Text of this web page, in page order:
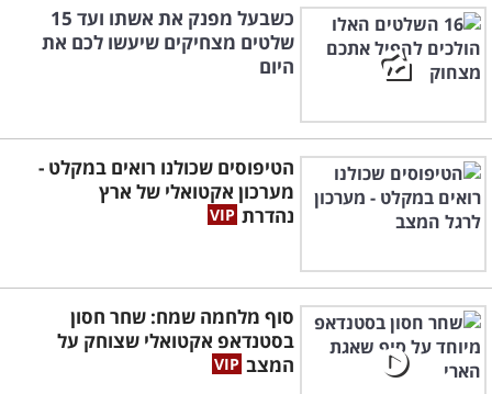
כשבעל מפנק את אשתו ועד 15
שלטים מצחיקים שיעשו לכם את
היום
הטיפוסים שכולנו רואים במקלט -
מערכון אקטואלי של ארץ
נהדרת
סוף מלחמה שמח: שחר חסון
בסטנדאפ אקטואלי שצוחק על
המצב